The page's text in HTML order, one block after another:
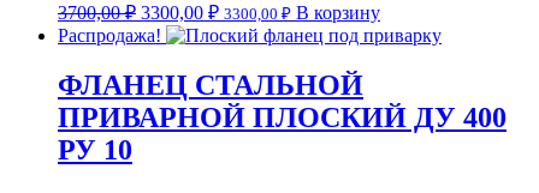
3700,00₽ 3300,00 ₽ 3300,00 ₽ В корзину
Распродажа!
ФЛАНЕЦ СТАЛЬНОЙ
ПРИВАРНОЙ ПЛОСКИЙ ДУ 400
РУ 10